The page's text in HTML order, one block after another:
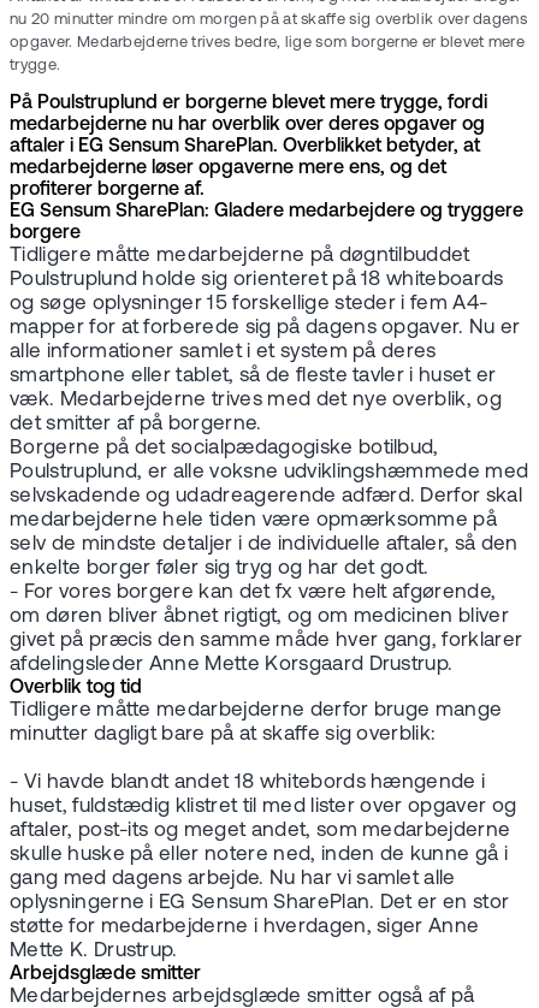
nu 20 minutter mindre om morgen på at skaffe sig overblik over dagens
opgaver. Medarbejderne trives bedre, lige som borgerne er blevet mere
trygge.
På Poulstruplund er borgerne blevet mere trygge, fordi
medarbejderne nu har overblik over deres opgaver og
aftaler i EG Sensum SharePlan. Overblikket betyder, at
medarbejderne løser opgaverne mere ens, og det
profiterer borgerne af.
EG Sensum SharePlan: Gladere medarbejdere og tryggere
borgere
Tidligere måtte medarbejderne på døgntilbuddet
Poulstruplund holde sig orienteret på 18 whiteboards
og søge oplysninger 15 forskellige steder i fem A4-
mapper for at forberede sig på dagens opgaver. Nu er
alle informationer samlet i et system på deres
smartphone eller tablet, så de fleste tavler i huset er
væk. Medarbejderne trives med det nye overblik, og
det smitter af på borgerne.
Borgerne på det socialpædagogiske botilbud,
Poulstruplund, er alle voksne udviklingshæmmede med
selvskadende og udadreagerende adfærd. Derfor skal
medarbejderne hele tiden være opmærksomme på
selv de mindste detaljer i de individuelle aftaler, så den
enkelte borger føler sig tryg og har det godt.
- For vores borgere kan det fx være helt afgørende,
om døren bliver åbnet rigtigt, og om medicinen bliver
givet på præcis den samme måde hver gang, forklarer
afdelingsleder Anne Mette Korsgaard Drustrup.
Overblik tog tid
Tidligere måtte medarbejderne derfor bruge mange
minutter dagligt bare på at skaffe sig overblik:
- Vi havde blandt andet 18 whitebords hængende i
huset, fuldstædig klistret til med lister over opgaver og
aftaler, post-its og meget andet, som medarbejderne
skulle huske på eller notere ned, inden de kunne gå i
gang med dagens arbejde. Nu har vi samlet alle
oplysningerne i EG Sensum SharePlan. Det er en stor
støtte for medarbejderne i hverdagen, siger Anne
Mette K. Drustrup.
Arbejdsglæde smitter
Medarbejdernes arbejdsglæde smitter også af på